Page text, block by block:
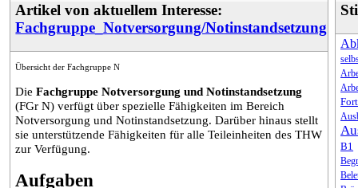
Artikel von aktuellem Interesse:
Fachgruppe_Notversorgung/Notinstandsetzung
Übersicht der Fachgruppe N
DieFachgruppe Notversorgung und Notinstandsetzung
(FGr N) verfügt über spezielle Fähigkeiten im Bereich
Notversorgung und Notinstandsetzung. Darüber hinaus stellt
sie unterstützende Fähigkeiten für alle Teileinheiten des THW
zur Verfügung.
Aufgaben
B1